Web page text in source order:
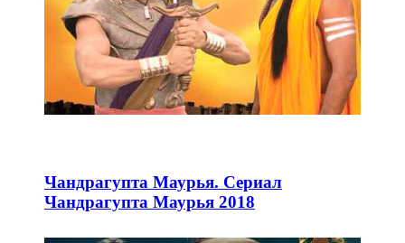
Чандрагупта Маурья. Сериал
Чандрагупта Маурья 2018